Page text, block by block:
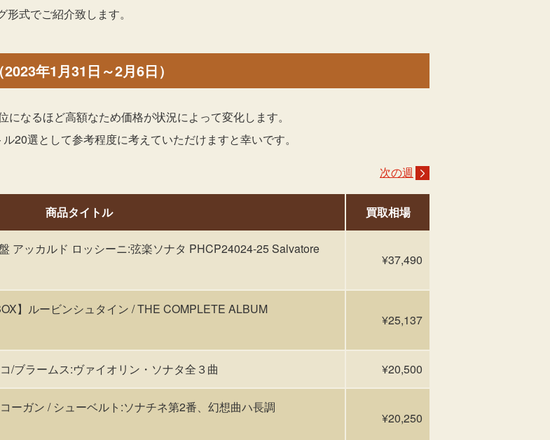
式でご紹介致します。
年1月31日～2月6日）
なるほど高額なため価格が状況によって変化します。
20選として参考程度に考えていただけますと幸いです。
次の週
商品タイトル 買取相場
アッカルド ロッシーニ:弦楽ソナタ PHCP24024-25 Salvatore
¥37,490
】ルービンシュタイン / THE COMPLETE ALBUM
¥25,137
/ブラームス:ヴァイオリン・ソナタ全３曲 ¥20,500
ーガン / シューベルト:ソナチネ第2番、幻想曲ハ長調
¥20,250